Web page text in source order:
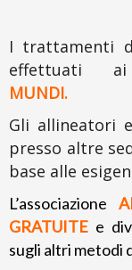
I trattamenti
effettuati ai
MUNDI.
Gli allineatori
presso altre
base alle
L’associazione
GRATUITE e
sugli altri metodi